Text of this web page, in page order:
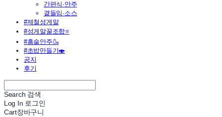
간편식·안주
곁들임·소스
#제철성게알
#성게알꿀조합⭐
#홈술안주🍶
#초밥만들기🍣
공지
후기
Search 검색
Log In 로그인
Cart장바구니